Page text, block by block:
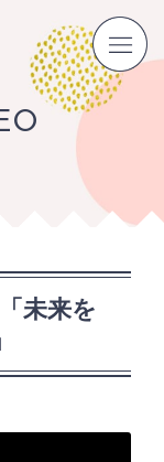
未来を